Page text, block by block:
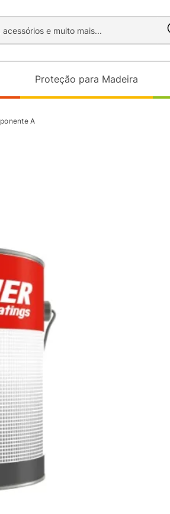
e muito mais...
Proteção para Madeira
A